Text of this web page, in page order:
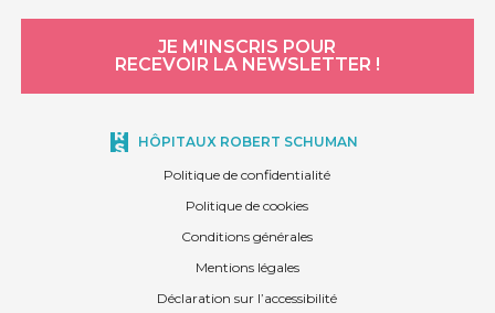
JE M'INSCRIS POUR
RECEVOIR LA NEWSLETTER !
HÔPITAUX ROBERT SCHUMAN
Politique de confidentialité
Politique de cookies
Conditions générales
Mentions légales
Déclaration sur l’accessibilité